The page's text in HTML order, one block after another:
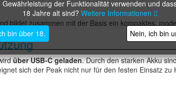
der Funktionalität verwenden und
18 Jahre alt sind? Weitere Informationen
bin über 18. Nein, ich bin
bildet zusammen mit der Basis ein kompaktes,
über USB-C geladen. Durch den starken Akku
sich der Peak nicht nur für den festen Einsatz